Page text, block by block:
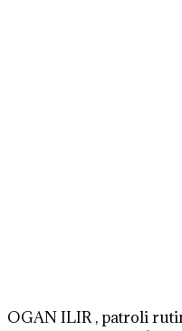
OGAN ILIR , patroli